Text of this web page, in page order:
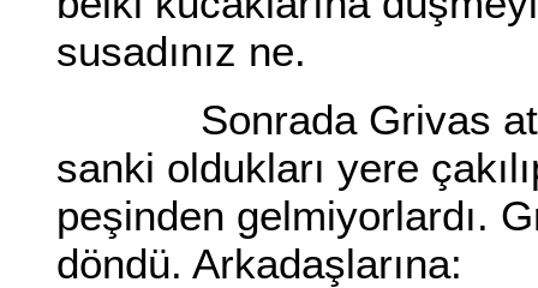
susadınız ne.
Sonrada Grivas
sanki oldukları yere
peşinden gelmiyorlardı.
döndü. Arkadaşlarına: